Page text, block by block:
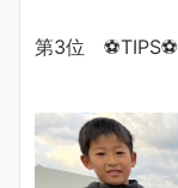
第3位 ⚽️TIPS⚽️